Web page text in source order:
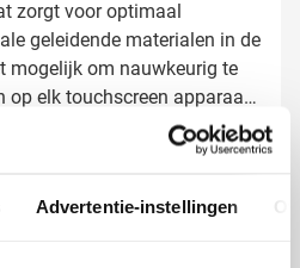
Advertentie-instellingen
zorgt voor optimaal
geleidende materialen in de
mogelijk om nauwkeurig te
op elk touchscreen apparaat.
wilt sturen, een telefoontje
route wilt opzoeken - met
bedrukken met logo
perfect gepersonaliseerd